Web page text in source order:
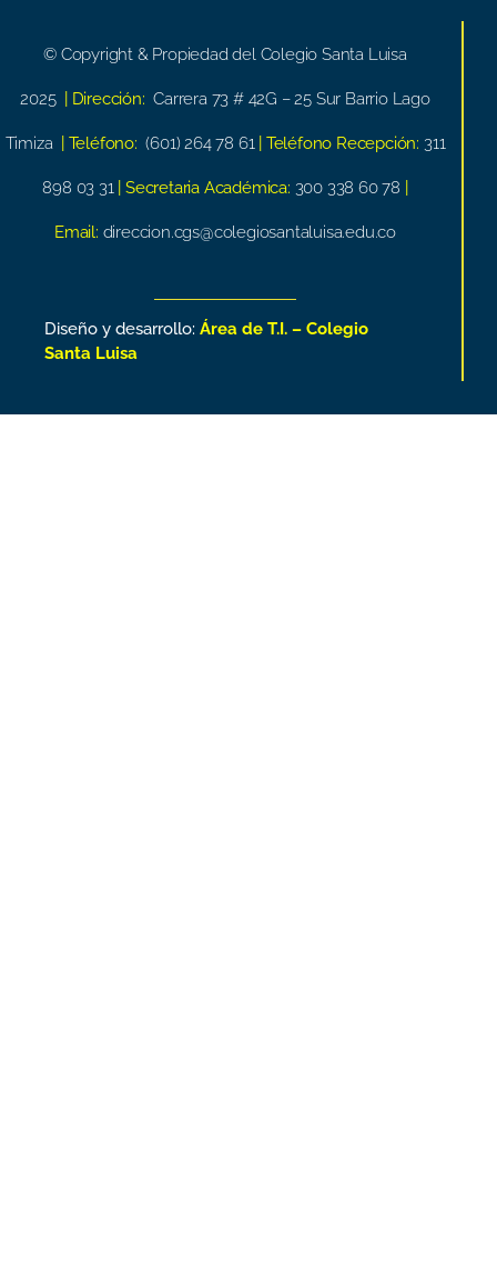
© Copyright & Propiedad del Colegio Santa Luisa
2025 | Dirección: Carrera 73 # 42G – 25 Sur Barrio Lago
Timiza | Teléfono: (601) 264 78 61 | Teléfono Recepción: 311
898 03 31 | Secretaria Académica: 300 338 60 78
Email: direccion.cgs@colegiosantaluisa.edu.co
Diseño y desarrollo: Área de T.I. – Colegio
Santa Luisa